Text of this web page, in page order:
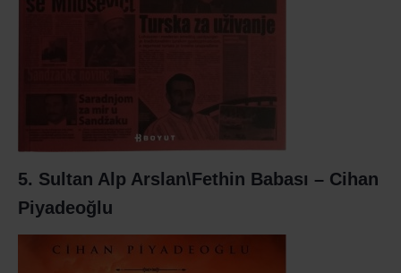
5. Sultan Alp Arslan\Fethin Babası – Cihan
Piyadeoğlu